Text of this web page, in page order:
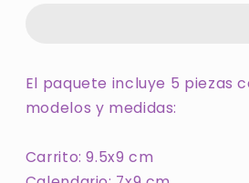
El paquete incluye 5 piezas
modelos y medidas:
Carrito: 9.5x9 cm